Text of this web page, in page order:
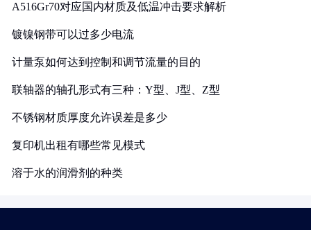
A516Gr70对应国内材质及低温冲击要求解析
镀镍钢带可以过多少电流
计量泵如何达到控制和调节流量的目的
联轴器的轴孔形式有三种：Y型、J型、Z型
不锈钢材质厚度允许误差是多少
复印机出租有哪些常见模式
溶于水的润滑剂的种类